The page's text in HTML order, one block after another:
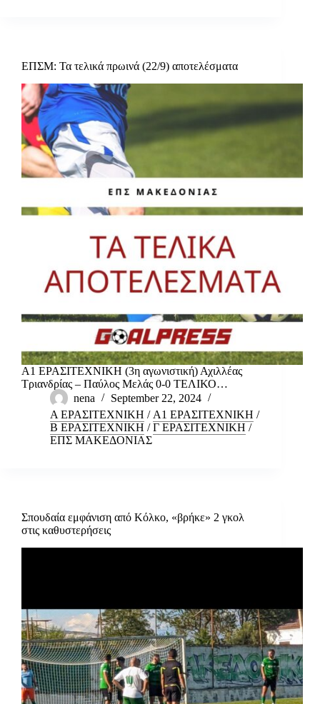
ΕΠΣΜ: Τα τελικά πρωινά (22/9) αποτελέσματα
Α1 ΕΡΑΣΙΤΕΧΝΙΚΗ (3η αγωνιστική) Αχιλλέας
Τριανδρίας – Παύλος Μελάς 0-0 ΤΕΛΙΚΟ…
nena
September 22, 2024
Α ΕΡΑΣΙΤΕΧΝΙΚΗ / Α1 ΕΡΑΣΙΤΕΧΝΙΚΗ /
Β ΕΡΑΣΙΤΕΧΝΙΚΗ /Γ ΕΡΑΣΙΤΕΧΝΙΚΗ /
ΕΠΣ ΜΑΚΕΔΟΝΙΑΣ
Σπουδαία εμφάνιση από Κόλκο, «βρήκε» 2 γκολ
στις καθυστερήσεις